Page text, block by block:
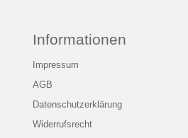
Informationen
Impressum
AGB
Datenschutzerklärung
Widerrufsrecht